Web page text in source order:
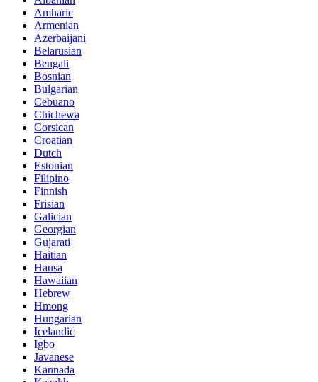
Amharic
Armenian
Azerbaijani
Belarusian
Bengali
Bosnian
Bulgarian
Cebuano
Chichewa
Corsican
Croatian
Dutch
Estonian
Filipino
Finnish
Frisian
Galician
Georgian
Gujarati
Haitian
Hausa
Hawaiian
Hebrew
Hmong
Hungarian
Icelandic
Igbo
Javanese
Kannada